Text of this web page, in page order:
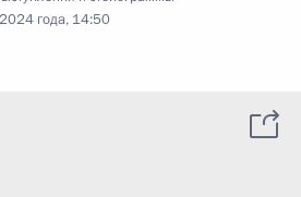
года, 14:50